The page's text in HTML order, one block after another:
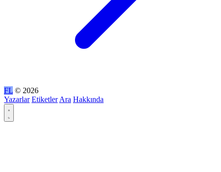
FL © 2026
Yazarlar Etiketler Ara Hakkında